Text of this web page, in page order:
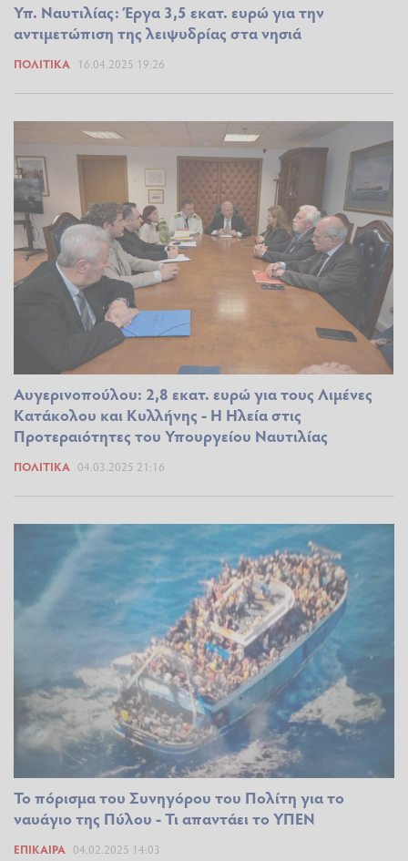
Υπ. Ναυτιλίας: Έργα 3,5 εκατ. ευρώ για την
αντιμετώπιση της λειψυδρίας στα νησιά
ΠΟΛΙΤΙΚΆ 16.04.2025 19:26
Αυγερινοπούλου: 2,8 εκατ. ευρώ για τoυς Λιμένες
Κατάκολου και Κυλλήνης - Η Ηλεία στις
Προτεραιότητες του Υπουργείου Ναυτιλίας
ΠΟΛΙΤΙΚΆ 04.03.2025 21:16
To πόρισμα του Συνηγόρου του Πολίτη για το
ναυάγιο της Πύλου - Τι απαντάει το ΥΠΕΝ
ΕΠΊΚΑΙΡΑ 04.02.2025 14:03